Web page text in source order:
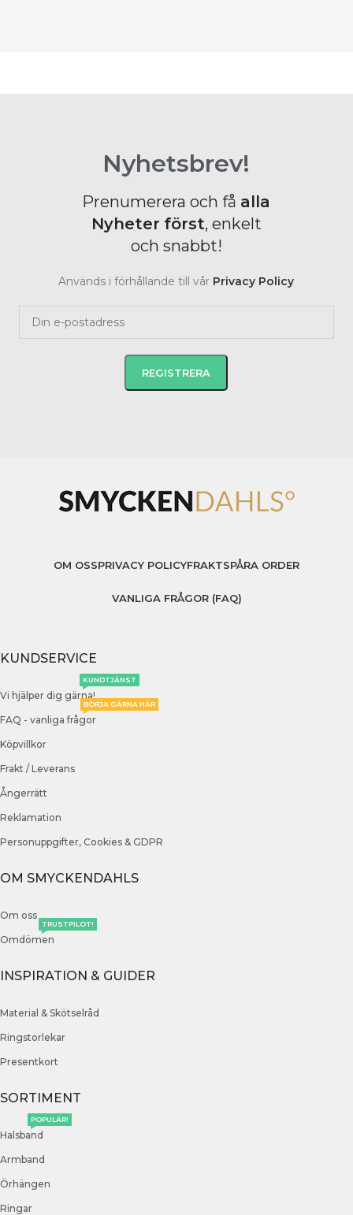
Nyhetsbrev!
Prenumerera och få alla
Nyheter först, enkelt
och snabbt!
Används i förhållande till vår Privacy Policy
OM OSSPRIVACY POLICYFRAKTSPÅRA ORDER
VANLIGA FRÅGOR (FAQ)
KUNDSERVICE
Vi hjälper dig gärna!
KUNDTJÄNST
FAQ - vanliga frågor
BÖRJA GÄRNA HÄR
Köpvillkor
Frakt / Leverans
Ångerrätt
Reklamation
Personuppgifter, Cookies & GDPR
OM SMYCKENDAHLS
Om oss
Omdömen
TRUSTPILOT!
INSPIRATION & GUIDER
Material & Skötselråd
Ringstorlekar
Presentkort
SORTIMENT
Halsband
POPULÄR!
Armband
Örhängen
Ringar